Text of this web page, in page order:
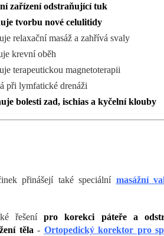
zařízení odstraňující tuk
tvorbu nové celulitidy
relaxační masáž a zahřívá svaly
krevní oběh
terapeutickou magnetoterapii
při lymfatické drenáži
bolesti zad, ischias a kyčelní klouby
přinášejí také speciální masážní
řešenípro korekci páteře a
těla- Ortopedický korektor pro